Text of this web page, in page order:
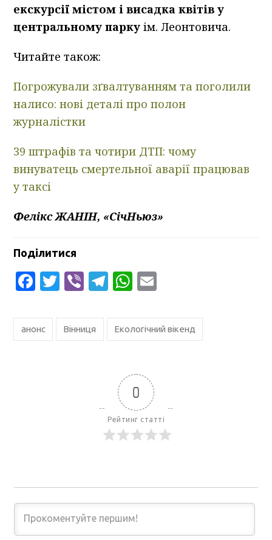
екскурсії містом і висадка квітів у
центральному парку ім. Леонтовича.
Читайте також:
Погрожували зґвалтуванням та поголили
налисо: нові деталі про полон
журналістки
39 штрафів та чотири ДТП: чому
винуватець смертельної аварії працював
у таксі
Фелікс ЖАНІН, «СічНьюз»
Поділитися
Facebook
Twitter
ViberTelegram
WhatsApp
анонс Вінниця Екологічний вікенд
0
Рейтинг статті